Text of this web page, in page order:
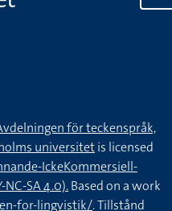
för teckenspråk,
universitetis licensed
IckeKommersiell-
NC-SA 4.0).Based on a work
for-lingvistik/. Tillstånd